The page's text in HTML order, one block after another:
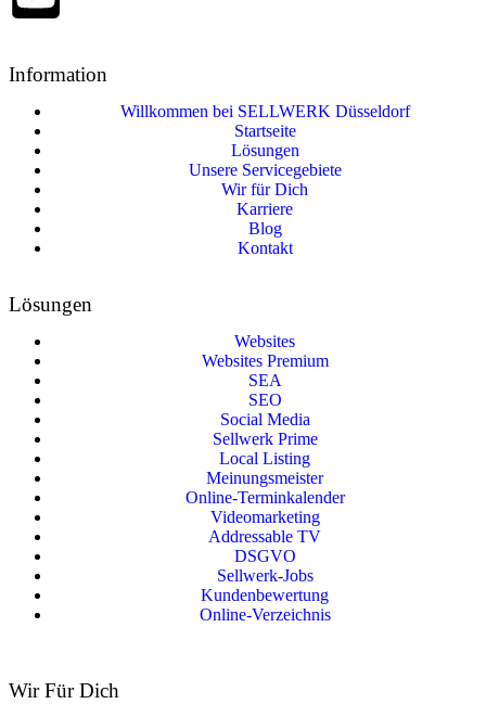
Information
Willkommen bei SELLWERK Düsseldorf
Startseite
Lösungen
Unsere Servicegebiete
Wir für Dich
Karriere
Blog
Kontakt
Lösungen
Websites
Websites Premium
SEA
SEO
Social Media
Sellwerk Prime
Local Listing
Meinungsmeister
Online-Terminkalender
Videomarketing
Addressable TV
DSGVO
Sellwerk-Jobs
Kundenbewertung
Online-Verzeichnis
Wir Für Dich